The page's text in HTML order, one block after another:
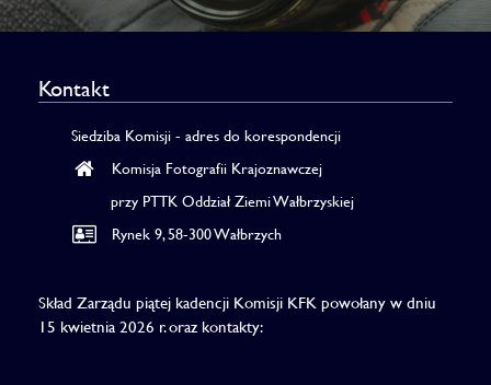
Kontakt
Siedziba Komisji - adres do korespondencji
Komisja Fotografii Krajoznawczej
przy PTTK Oddział Ziemi Wałbrzyskiej
Rynek 9, 58-300 Wałbrzych
Skład Zarządu piątej kadencji Komisji KFK powołany w dniu
15 kwietnia 2026 r. oraz kontakty: